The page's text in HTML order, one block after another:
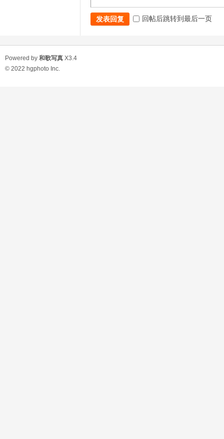
发表回复 回帖后跳转到最后一页
Powered by 和歌写真 X3.4
© 2022 hgphoto Inc.